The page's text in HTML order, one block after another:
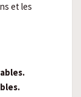
et les